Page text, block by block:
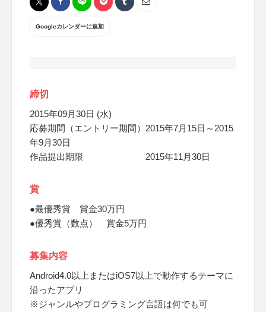
Googleカレンダーに追加
締切
2015年09月30日 (水)
応募期間（エントリー期間）2015年7月15日～2015
年9月30日
作品提出期限 2015年11月30日
賞
●最優秀賞 賞金30万円
●優秀賞（数点） 賞金5万円
募集内容
Android4.0以上またはiOS7以上で動作するテーマに
沿ったアプリ
※ジャンルやプログラミング言語は何でも可